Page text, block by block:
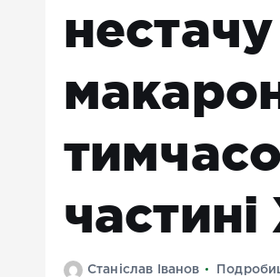
Станіслав Іванов